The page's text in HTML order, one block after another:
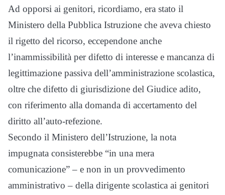
Ad opporsi ai genitori, ricordiamo, era stato il
Ministero della Pubblica Istruzione che aveva chiesto
il rigetto del ricorso, eccependone anche
l’inammissibilità per difetto di interesse e mancanza di
legittimazione passiva dell’amministrazione scolastica,
oltre che difetto di giurisdizione del Giudice adito,
con riferimento alla domanda di accertamento del
diritto all’auto-refezione.
Secondo il Ministero dell’Istruzione, la nota
impugnata consisterebbe “in una mera
comunicazione” – e non in un provvedimento
amministrativo – della dirigente scolastica ai genitori